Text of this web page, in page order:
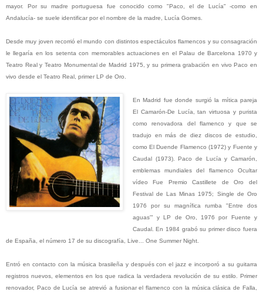
mayor. Por su madre portuguesa fue conocido como "Paco, el de Lucía" -como en
Andalucía- se suele identificar por el nombre de la madre, Lucía Gomes.
Desde muy joven recorrió el mundo con distintos espectáculos flamencos y su consagración
le llegaría en los setenta con memorables actuaciones en el Palau de Barcelona 1970 y
Teatro Real y Teatro Monumental de Madrid 1975, y su primera grabación en vivo Paco en
vivo desde el Teatro Real, primer LP de Oro.
En Madrid fue donde surgió la mítica pareja
El Camarón-De Lucía, tan virtuosa y purista
como renovadora del flamenco y que se
tradujo en más de diez discos de estudio,
como El Duende Flamenco (1972) y Fuente y
Caudal (1973). Paco de Lucía y Camarón,
emblemas mundiales del flamenco Ocultar
vídeo Fue Premio Castillete de Oro del
Festival de Las Minas 1975; Single de Oro
1976 por su magnífica rumba "Entre dos
aguas'" y LP de Oro, 1976 por Fuente y
Caudal. En 1984 grabó su primer disco fuera
de España, el número 17 de su discografía, Live... One Summer Night.
Entró en contacto con la música brasileña y después con el jazz e incorporó a su guitarra
registros nuevos, elementos en los que radica la verdadera revolución de su estilo. Primer
renovador, Paco de Lucía se atrevió a fusionar el flamenco con la música clásica de Falla,